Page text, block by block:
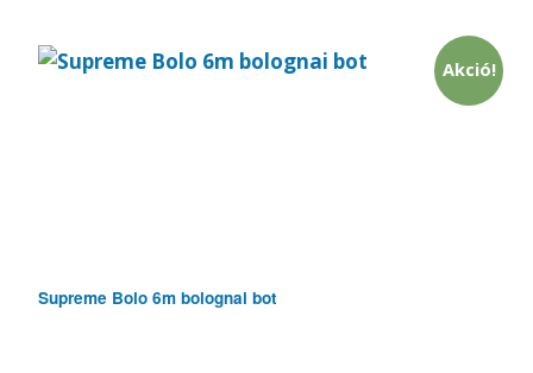
Akció!
Supreme Bolo 6m bolognai bot